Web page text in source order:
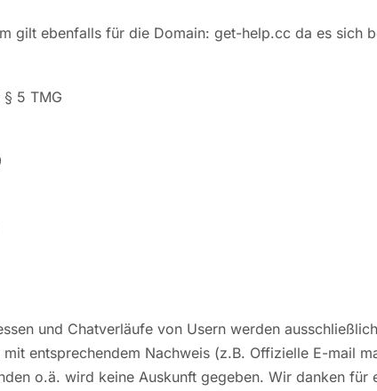
gilt ebenfalls für die Domain: get-help.cc da es sich
5 TMG
und Chatverläufe von Usern werden
mit entsprechendem Nachweis (z.B. Offizielle E-mail
o.ä. wird keine Auskunft gegeben. Wir danken für